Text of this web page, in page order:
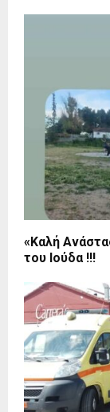
«Καλή
του Ιούδα !!!